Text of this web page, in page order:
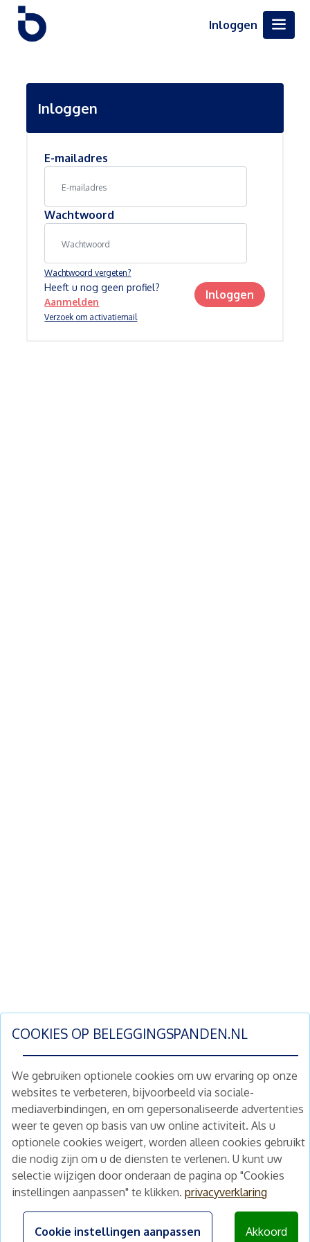
COOKIES OP BELEGGINGSPANDEN.NL
We gebruiken optionele cookies om uw ervaring op onze
websites te verbeteren, bijvoorbeeld via sociale-
mediaverbindingen, en om gepersonaliseerde advertenties
weer te geven op basis van uw online activiteit. Als u
optionele cookies weigert, worden alleen cookies gebruikt
die nodig zijn om u de diensten te verlenen. U kunt uw
selectie wijzigen door onderaan de pagina op "Cookies
instellingen aanpassen" te klikken. privacyverklaring
Cookie instellingen aanpassen Akkoord
Inloggen
Inloggen
E-mailadres
Wachtwoord
Wachtwoord vergeten?
Verzoek om activatiemail
Heeft u nog geen profiel?
Aanmelden
Inloggen
Schrijf je nu in en ontvang wekelijks ons
nieuwe aanbod vastgoedbeleggingen.
Nieuwsbrief Abonneren
Home
Te koop
Nieuws
Schimmelstraat 5H
1053 TA Amsterdam
+31 (0) 30 225 31 12